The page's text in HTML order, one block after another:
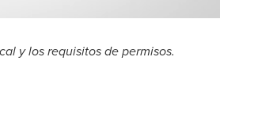
y los requisitos de permisos.